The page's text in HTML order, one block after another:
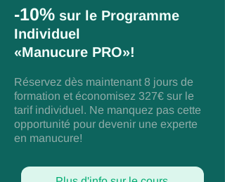
-10% sur le Programme
Individuel
«Manucure PRO»!
Réservez dès maintenant 8 jours de
formation et économisez 327€ sur le
tarif individuel. Ne manquez pas cette
opportunité pour devenir une experte
en manucure!